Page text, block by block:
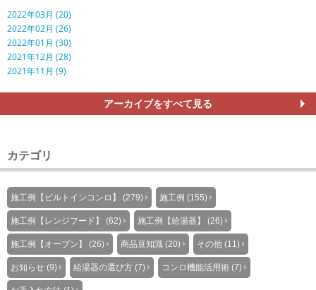
2022年03月 (20)
2022年02月 (26)
2022年01月 (30)
2021年12月 (28)
2021年11月 (9)
アーカイブをすべて見る
カテゴリ
施工例【ビルトインコンロ】 (279) 施工例 (155)
施工例【レンジフード】 (62) 施工例【給湯器】 (26)
施工例【オーブン】 (26) 商品豆知識 (20) その他 (11)
お知らせ (9) 給湯器の選び方 (7) コンロ機能活用術 (7)